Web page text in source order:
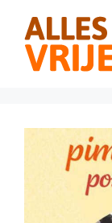
inhoud